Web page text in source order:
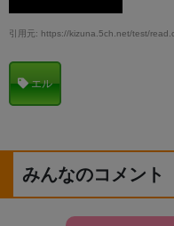
引用元: https://kizuna.5ch.net/test/
エル
みんなのコメント